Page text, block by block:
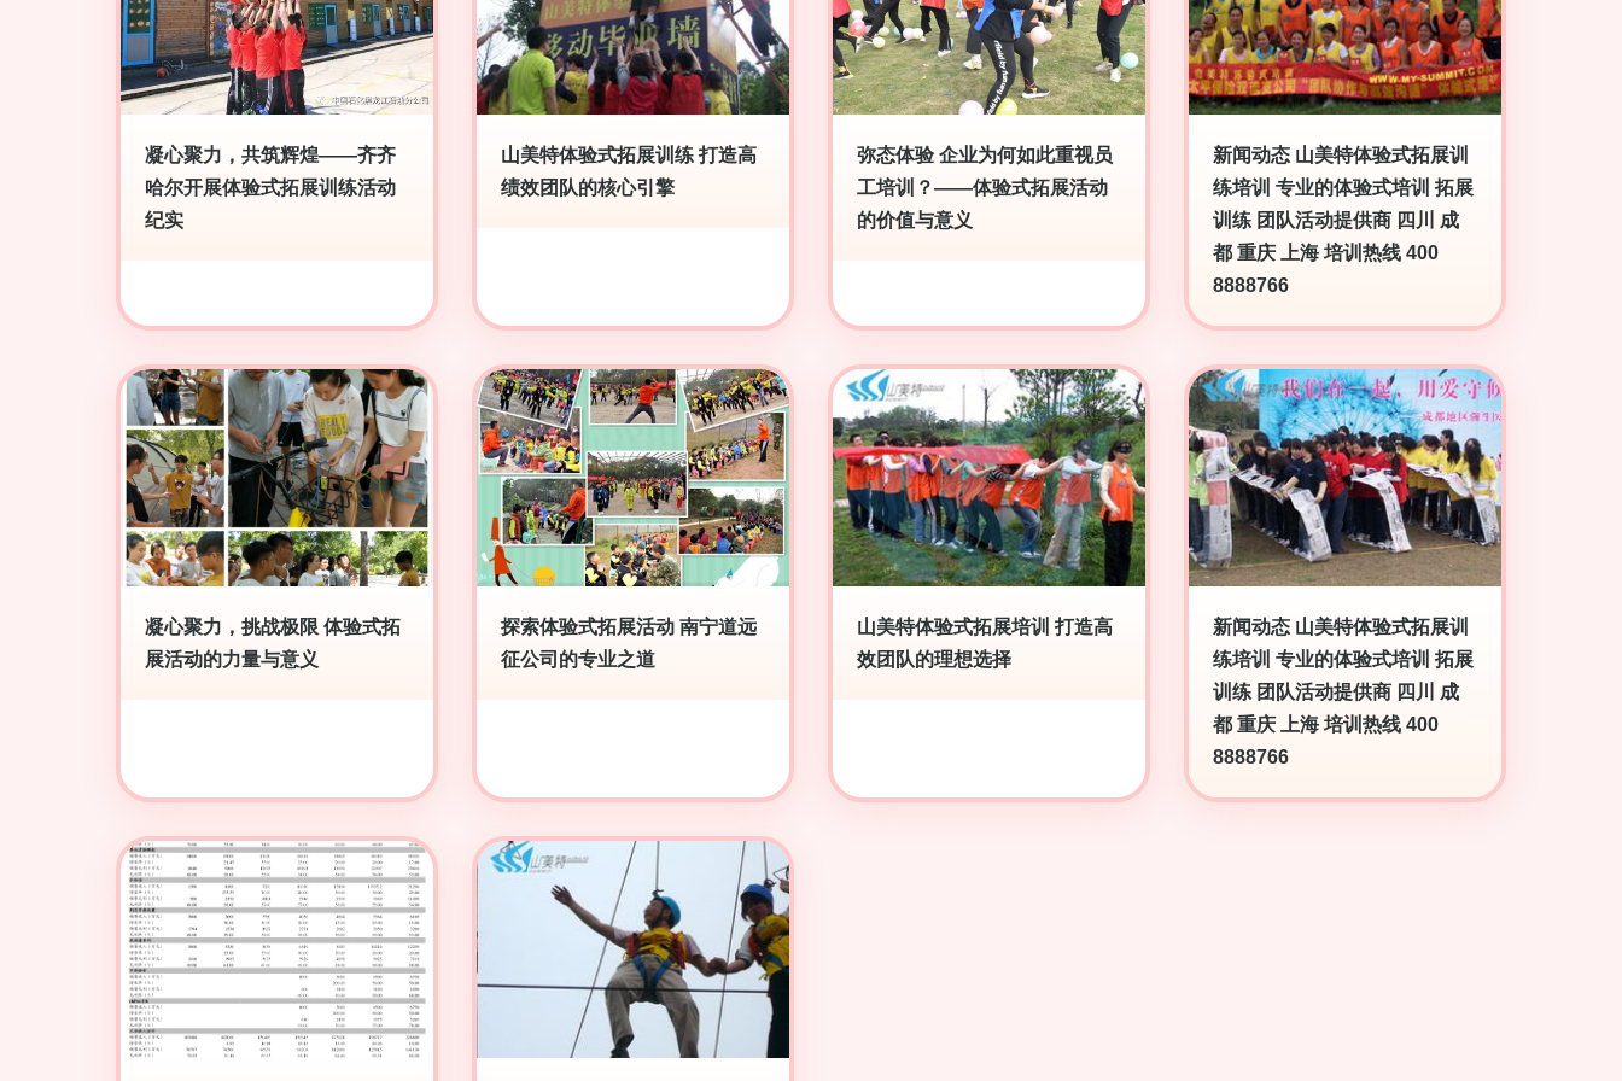
凝心聚力，共筑辉煌——齐齐
哈尔开展体验式拓展训练活动
纪实
山美特体验式拓展训练 打造高
绩效团队的核心引擎
弥态体验 企业为何如此重视员
工培训？——体验式拓展活动
的价值与意义
新闻动态 山美特体验式拓展训
练培训 专业的体验式培训 拓展
训练 团队活动提供商 四川 成
都 重庆 上海 培训热线 400
8888766
凝心聚力，挑战极限 体验式拓
展活动的力量与意义
探索体验式拓展活动 南宁道远
征公司的专业之道
山美特体验式拓展培训 打造高
效团队的理想选择
新闻动态 山美特体验式拓展训
练培训 专业的体验式培训 拓展
训练 团队活动提供商 四川 成
都 重庆 上海 培训热线 400
8888766